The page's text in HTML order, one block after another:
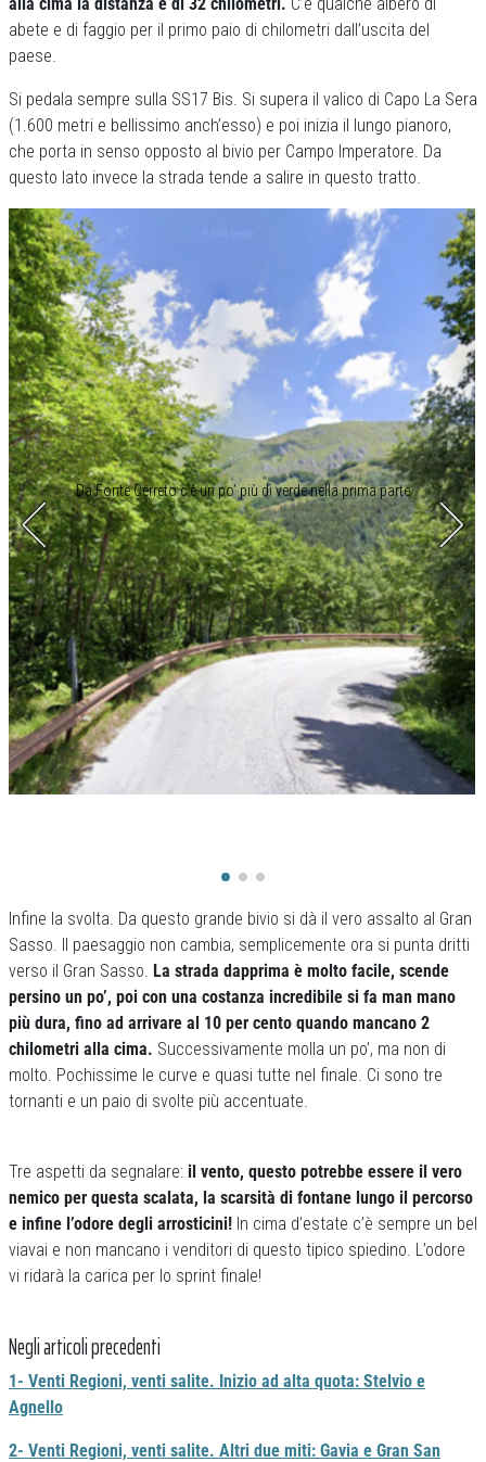
alla cima la distanza è di 32 chilometri. C’è qualche albero di
abete e di faggio per il primo paio di chilometri dall’uscita del
paese.
Si pedala sempre sulla SS17 Bis. Si supera il valico di Capo La Sera
(1.600 metri e bellissimo anch’esso) e poi inizia il lungo pianoro,
che porta in senso opposto al bivio per Campo Imperatore. Da
questo lato invece la strada tende a salire in questo tratto.
Da Fonte Cerreto c’è un po’ più di verde nella prima parte
Infine la svolta. Da questo grande bivio si dà il vero assalto al Gran
Sasso. Il paesaggio non cambia, semplicemente ora si punta dritti
verso il Gran Sasso. La strada dapprima è molto facile, scende
persino un po’, poi con una costanza incredibile si fa man mano
più dura, fino ad arrivare al 10 per cento quando mancano 2
chilometri alla cima. Successivamente molla un po’, ma non di
molto. Pochissime le curve e quasi tutte nel finale. Ci sono tre
tornanti e un paio di svolte più accentuate.
Tre aspetti da segnalare: il vento, questo potrebbe essere il vero
nemico per questa scalata, la scarsità di fontane lungo il percorso
e infine l’odore degli arrosticini! In cima d’estate c’è sempre un bel
viavai e non mancano i venditori di questo tipico spiedino. L’odore
vi ridarà la carica per lo sprint finale!
Negli articoli precedenti
1- Venti Regioni, venti salite. Inizio ad alta quota: Stelvio e
Agnello
2- Venti Regioni, venti salite. Altri due miti: Gavia e Gran San